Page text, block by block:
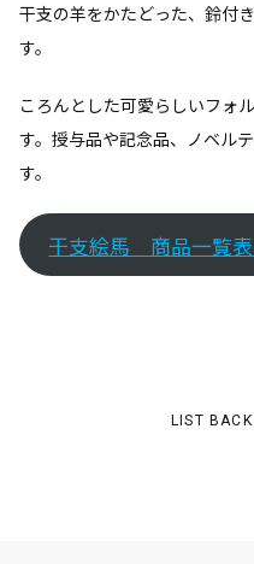
干支の羊をかたどった、鈴付
す。
ころんとした可愛らしいフォ
す。授与品や記念品、ノベル
す。
干支絵馬 商品一覧
LIST BACK